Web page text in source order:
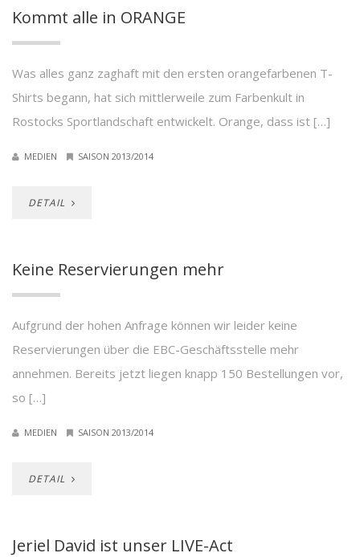
Kommt alle in ORANGE
Was alles ganz zaghaft mit den ersten orangefarbenen T-
Shirts begann, hat sich mittlerweile zum Farbenkult in
Rostocks Sportlandschaft entwickelt. Orange, dass ist […]
MEDIEN SAISON 2013/2014
DETAIL
Keine Reservierungen mehr
Aufgrund der hohen Anfrage können wir leider keine
Reservierungen über die EBC-Geschäftsstelle mehr
annehmen. Bereits jetzt liegen knapp 150 Bestellungen vor,
so […]
MEDIEN SAISON 2013/2014
DETAIL
Jeriel David ist unser LIVE-Act